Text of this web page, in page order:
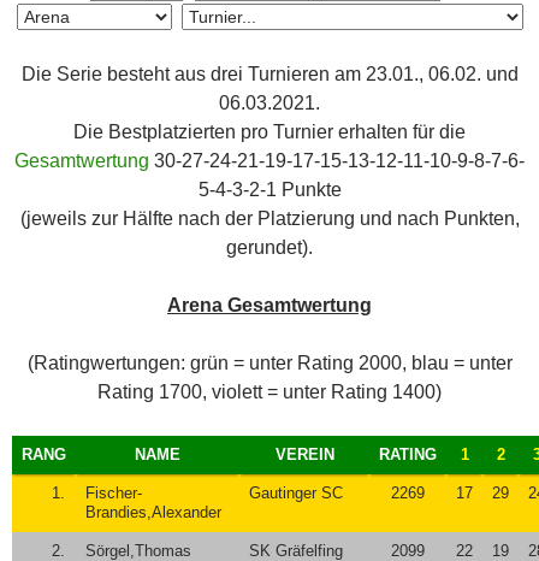
Die Serie besteht aus drei Turnieren am 23.01., 06.02. und
06.03.2021.
Die Bestplatzierten pro Turnier erhalten für die
Gesamtwertung 30-27-24-21-19-17-15-13-12-11-10-9-8-7-6-
5-4-3-2-1 Punkte
(jeweils zur Hälfte nach der Platzierung und nach Punkten,
gerundet).
Arena Gesamtwertung
(Ratingwertungen: grün = unter Rating 2000, blau = unter
Rating 1700, violett = unter Rating 1400)
RANG NAME VEREIN RATING 1 2
1.
Fischer-
Brandies,Alexander
Gautinger SC 2269 17 29
2. Sörgel,Thomas SK Gräfelfing 2099 22 19